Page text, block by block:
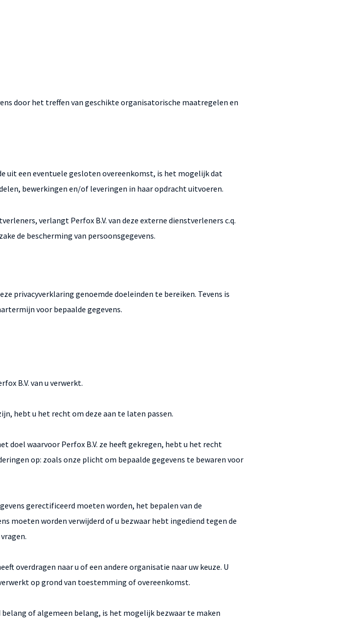
door het treffen van geschikte organisatorische maatregelen en
uit een eventuele gesloten overeenkomst, is het mogelijk dat
bewerkingen en/of leveringen in haar opdracht uitvoeren.
verlangt Perfox B.V. van deze externe dienstverleners c.q.
de bescherming van persoonsgegevens.
privacyverklaring genoemde doeleinden te bereiken. Tevens is
voor bepaalde gegevens.
B.V. van u verwerkt.
hebt u het recht om deze aan te laten passen.
doel waarvoor Perfox B.V. ze heeft gekregen, hebt u het recht
op: zoals onze plicht om bepaalde gegevens te bewaren voor
gerectificeerd moeten worden, het bepalen van de
moeten worden verwijderd of u bezwaar hebt ingediend tegen de
overdragen naar u of een andere organisatie naar uw keuze. U
op grond van toestemming of overeenkomst.
belang of algemeen belang, is het mogelijk bezwaar te maken